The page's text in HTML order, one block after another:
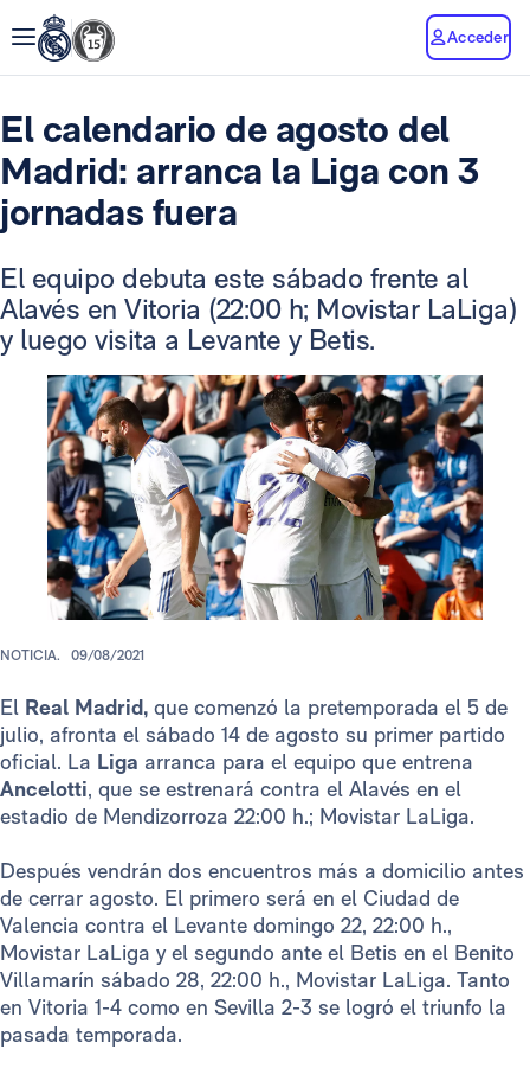
Acceder
El calendario de agosto del
Madrid: arranca la Liga con 3
jornadas fuera
El equipo debuta este sábado frente al
Alavés en Vitoria (22:00 h; Movistar LaLiga)
y luego visita a Levante y Betis.
NOTICIA. 09/08/2021
El Real Madrid, que comenzó la pretemporada el 5 de
julio, afronta el sábado 14 de agosto su primer partido
oficial. La Liga arranca para el equipo que entrena
Ancelotti, que se estrenará contra el Alavés en el
estadio de Mendizorroza 22:00 h.; Movistar LaLiga.
Después vendrán dos encuentros más a domicilio antes
de cerrar agosto. El primero será en el Ciudad de
Valencia contra el Levante domingo 22, 22:00 h.,
Movistar LaLiga y el segundo ante el Betis en el Benito
Villamarín sábado 28, 22:00 h., Movistar LaLiga. Tanto
en Vitoria 1-4 como en Sevilla 2-3 se logró el triunfo la
pasada temporada.